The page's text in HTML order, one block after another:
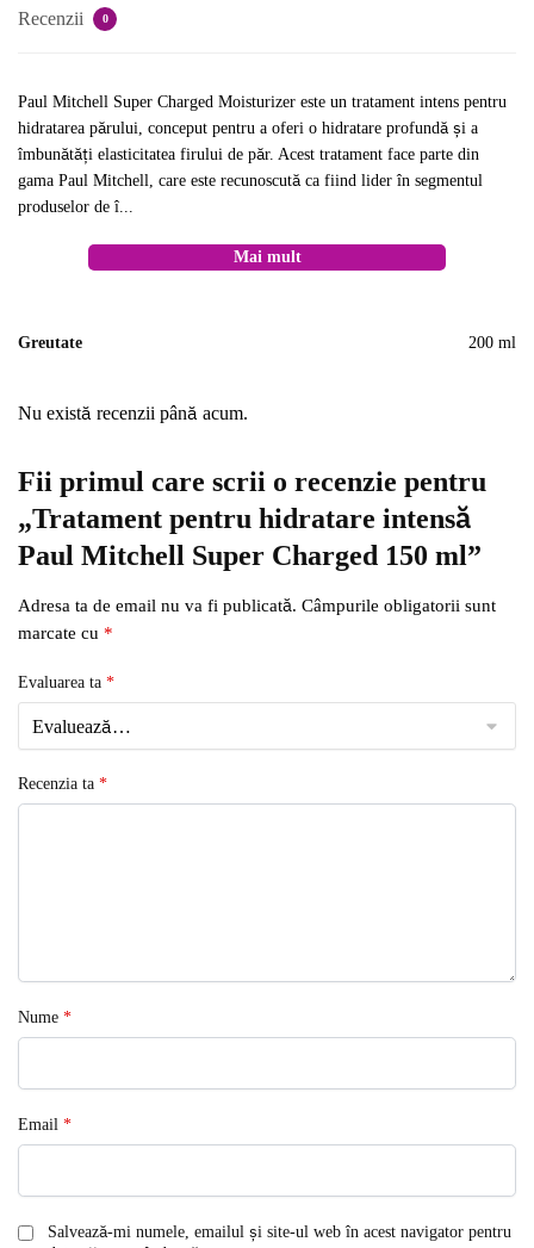
150 ml
Recenzii 0
Paul Mitchell Super Charged Moisturizer este un tratament intens pentru
hidratarea părului, conceput pentru a oferi o hidratare profundă și a
îmbunătăți elasticitatea firului de păr. Acest tratament face parte din
gama Paul Mitchell, care este recunoscută ca fiind lider în segmentul
produselor de î...
Mai mult
Greutate 200 ml
Nu există recenzii până acum.
Fii primul care scrii o recenzie pentru
„Tratament pentru hidratare intensă
Paul Mitchell Super Charged 150 ml”
Adresa ta de email nu va fi publicată. Câmpurile obligatorii sunt
marcate cu *
Evaluarea ta *
Recenzia ta *
Nume *
Email *
Salvează-mi numele, emailul și site-ul web în acest navigator pentru